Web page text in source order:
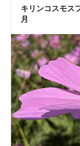
ど、成虫の蛾は地
本日の前橋市は最
キリンコスモ
月